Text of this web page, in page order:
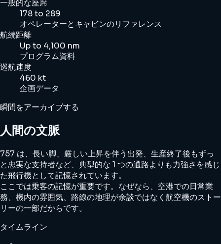
一般的な座席
178 to 289
オペレーターとキャビンのリファレンス
航続距離
Up to 4,100 nm
プログラム資料
巡航速度
460 kt
企画データ
瞬間をアーカイブする
人間の文脈
757 は、長い脚、厳しい上昇を伴う出発、生産終了後もずっ
と忠実な支持者など、典型的な 1 つの通路よりも力強さを感じ
た飛行機として記憶されています。
ここでは乗客の記憶が重要です。なぜなら、空港での日常業
務、機内の雰囲気、路線の地理が余談ではなく航空機のストー
リーの一部だからです。
タイムライン